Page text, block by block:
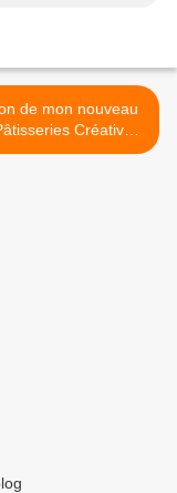
de mon nouveau
Créatives
Orientales >